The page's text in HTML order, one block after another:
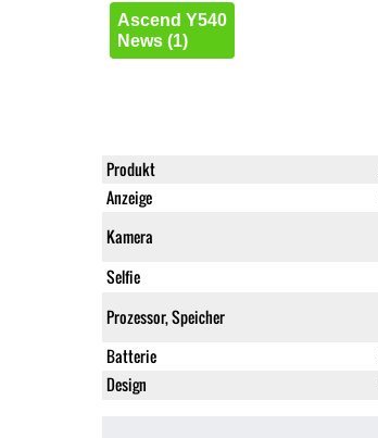
Ascend Y540
News (1)
Produkt
Anzeige
Kamera
Selfie
Prozessor, Speicher
Batterie
Design